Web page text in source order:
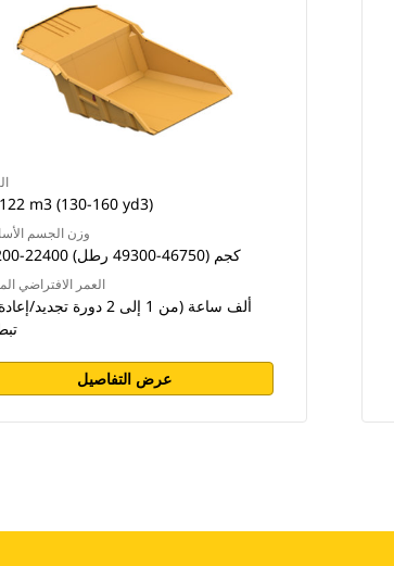
m3 (130-160 yd3)
وزن الجسم
21200-22400 كجم (46750-49300 رطل)
العمر الافتراضي
عرض التفاصيل